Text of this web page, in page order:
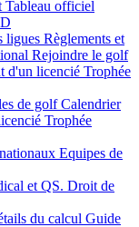
Tableau officiel
ligues Règlements et
Rejoindre le golf
d'un licencié Trophée
de golfCalendrier
Trophée
Equipes de
et QS. Droit de
du calcul Guide